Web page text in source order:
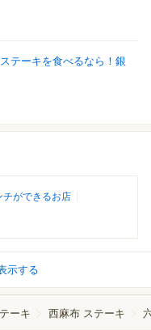
テーキを食べるなら！銀
チができるお店
示する
ーキ 西麻布 ステーキ